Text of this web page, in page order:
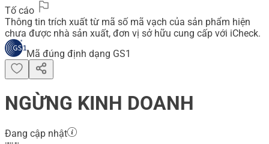
Tố cáo
Thông tin trích xuất từ mã số mã vạch của sản phẩm hiện
chưa được nhà sản xuất, đơn vị sở hữu cung cấp với iCheck.
Mã đúng định dạng GS1
NGỪNG KINH DOANH
Đang cập nhật